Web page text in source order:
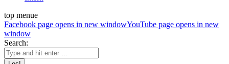
top menue
Facebook page opens in new windowYouTube page opens in new
window
Search: